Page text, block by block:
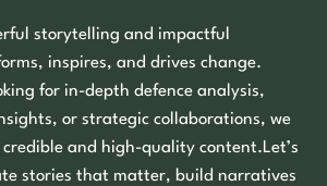
storytelling and impactful
inspires, and drives change.
for in-depth defence analysis,
or strategic collaborations, we
and high-quality content.Let’s
stories that matter, build narratives